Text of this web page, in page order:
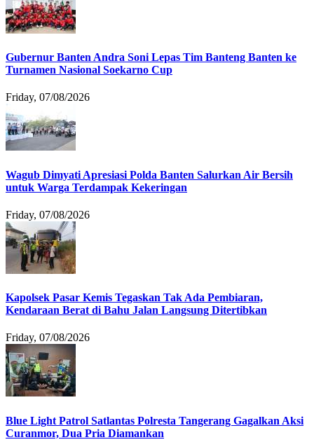
Gubernur Banten Andra Soni Lepas Tim Banteng Banten ke
Turnamen Nasional Soekarno Cup
Friday, 07/08/2026
Wagub Dimyati Apresiasi Polda Banten Salurkan Air Bersih
untuk Warga Terdampak Kekeringan
Friday, 07/08/2026
Kapolsek Pasar Kemis Tegaskan Tak Ada Pembiaran,
Kendaraan Berat di Bahu Jalan Langsung Ditertibkan
Friday, 07/08/2026
Blue Light Patrol Satlantas Polresta Tangerang Gagalkan Aksi
Curanmor, Dua Pria Diamankan